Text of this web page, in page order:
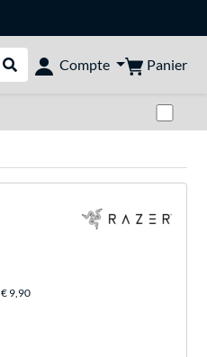
Rechercher dans le shop
Compte Panier
€ 9,90